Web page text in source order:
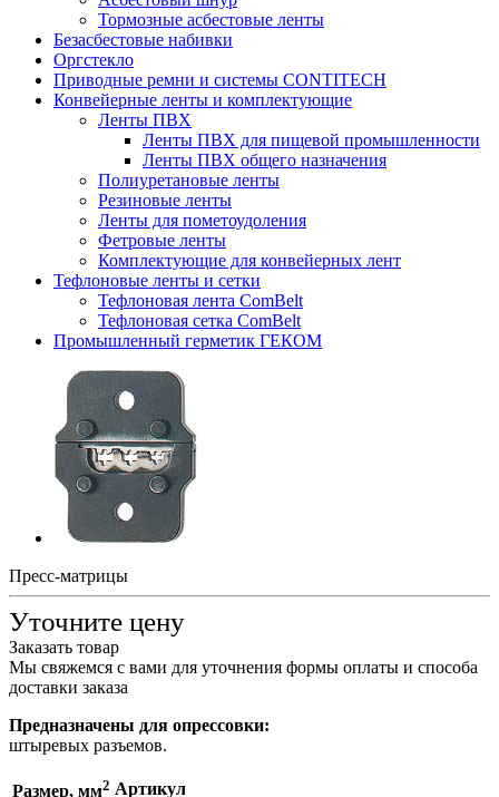
Тормозные асбестовые ленты
Безасбестовые набивки
Оргстекло
Приводные ремни и системы CONTITECH
Конвейерные ленты и комплектующие
Ленты ПВХ
Ленты ПВХ для пищевой промышленности
Ленты ПВХ общего назначения
Полиуретановые ленты
Резиновые ленты
Ленты для пометоудоления
Фетровые ленты
Комплектующие для конвейерных лент
Тефлоновые ленты и сетки
Тефлоновая лента ComBelt
Тефлоновая сетка ComBelt
Промышленный герметик ГЕКОМ
Пресс-матрицы
Уточните цену
Заказать товар
Мы свяжемся с вами для уточнения формы оплаты и способа
доставки заказа
Предназначены для опрессовки:
штыревых разъемов.
Размер, мм2 Артикул